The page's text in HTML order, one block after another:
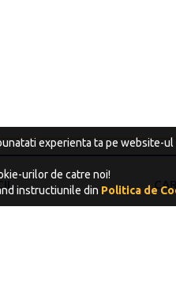
experienta ta pe website-
urilor de catre noi!
instructiunile din Politica de